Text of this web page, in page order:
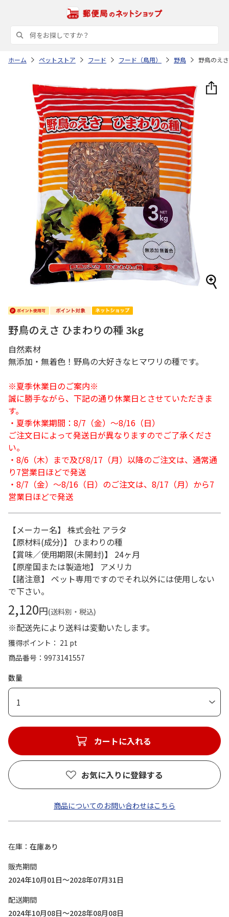
ホーム ペットストア フード フード（鳥用） 野鳥 野鳥のえ
野鳥のえさ ひまわりの種 3kg
自然素材
無添加・無着色！野鳥の大好きなヒマワリの種です。
※夏季休業日のご案内※
誠に勝手ながら、下記の通り休業日とさせていただきま
す。
・夏季休業期間：8/7（金）～8/16（日）
ご注文日によって発送日が異なりますのでご了承くださ
い。
・8/6（木）まで及び8/17（月）以降のご注文は、通常通
り7営業日ほどで発送
・8/7（金）～8/16（日）のご注文は、8/17（月）から7
営業日ほどで発送
【メーカー名】 株式会社 アラタ
【原材料(成分)】 ひまわりの種
【賞味／使用期限(未開封)】 24ヶ月
【原産国または製造地】 アメリカ
【諸注意】 ペット専用ですのでそれ以外には使用しない
で下さい。
2,120円(送料別・税込)
※配送先により送料は変動いたします。
獲得ポイント： 21 pt
商品番号
9973141557
数量
1
カートに入れる
お気に入りに登録する
商品についてのお問い合わせはこちら
在庫
在庫あり
販売期間
2024年10月01日～2028年07月31日
配送期間
2024年10月08日～2028年08月08日